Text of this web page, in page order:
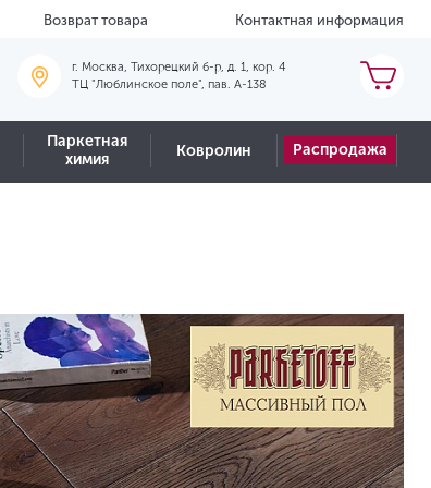
Возврат товара Контактная информация
г. Москва, Тихорецкий б-р, д. 1, кор. 4
ТЦ "Люблинское поле", пав. А-138
Паркетная
химия
Ковролин Распродажа